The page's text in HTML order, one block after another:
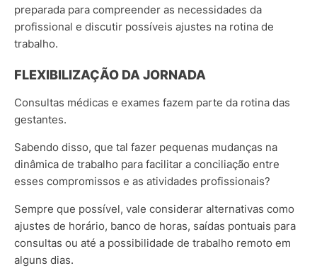
preparada para compreender as necessidades da
profissional e discutir possíveis ajustes na rotina de
trabalho.
FLEXIBILIZAÇÃO DA JORNADA
Consultas médicas e exames fazem parte da rotina das
gestantes.
Sabendo disso, que tal fazer pequenas mudanças na
dinâmica de trabalho para facilitar a conciliação entre
esses compromissos e as atividades profissionais?
Sempre que possível, vale considerar alternativas como
ajustes de horário, banco de horas, saídas pontuais para
consultas ou até a possibilidade de trabalho remoto em
alguns dias.